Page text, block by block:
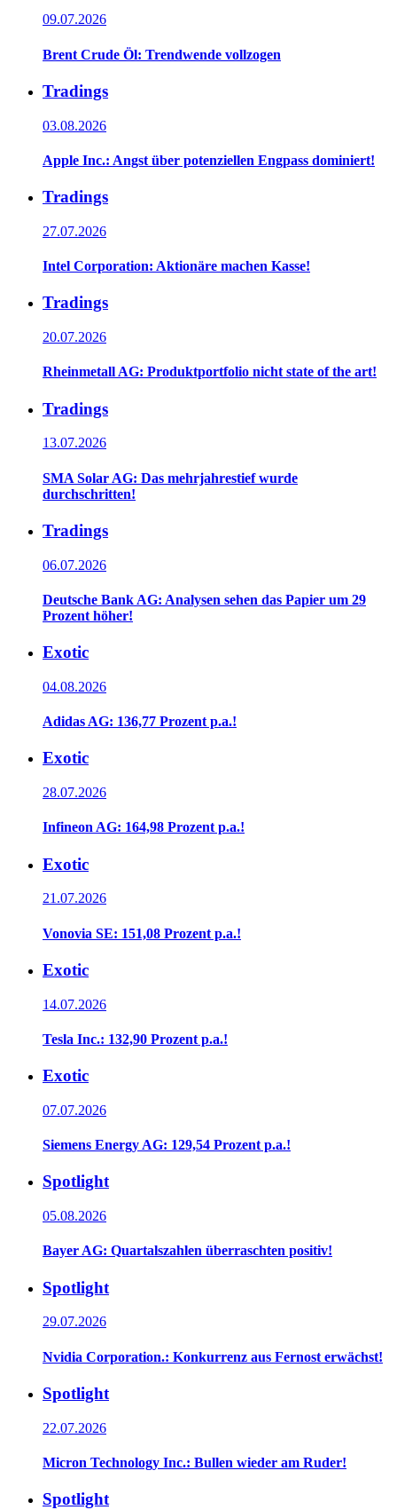
09.07.2026
Brent Crude Öl: Trendwende vollzogen
Tradings
03.08.2026
Apple Inc.: Angst über potenziellen Engpass dominiert!
Tradings
27.07.2026
Intel Corporation: Aktionäre machen Kasse!
Tradings
20.07.2026
Rheinmetall AG: Produktportfolio nicht state of the art!
Tradings
13.07.2026
SMA Solar AG: Das mehrjahrestief wurde
durchschritten!
Tradings
06.07.2026
Deutsche Bank AG: Analysen sehen das Papier um 29
Prozent höher!
Exotic
04.08.2026
Adidas AG: 136,77 Prozent p.a.!
Exotic
28.07.2026
Infineon AG: 164,98 Prozent p.a.!
Exotic
21.07.2026
Vonovia SE: 151,08 Prozent p.a.!
Exotic
14.07.2026
Tesla Inc.: 132,90 Prozent p.a.!
Exotic
07.07.2026
Siemens Energy AG: 129,54 Prozent p.a.!
Spotlight
05.08.2026
Bayer AG: Quartalszahlen überraschten positiv!
Spotlight
29.07.2026
Nvidia Corporation.: Konkurrenz aus Fernost erwächst!
Spotlight
22.07.2026
Micron Technology Inc.: Bullen wieder am Ruder!
Spotlight